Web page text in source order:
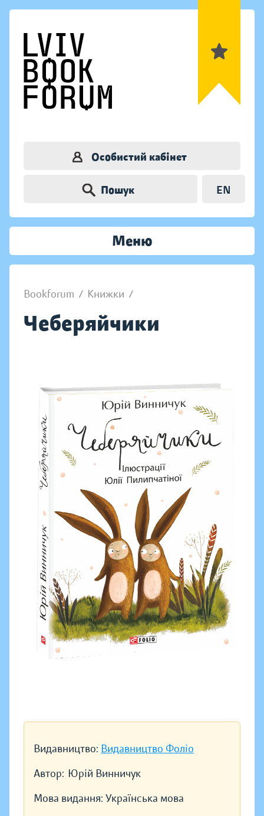
Особистий кабінет
Пошук EN
Меню
Bookforum / Книжки /
Чеберяйчики
Видавництво: Видавництво Фоліо
Автор: Юрій Винничук
Мова видання: Українська мова